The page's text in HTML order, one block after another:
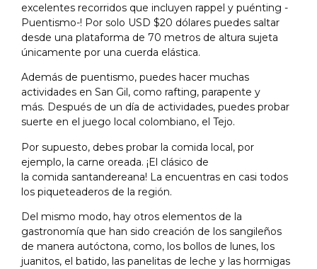
excelentes recorridos que incluyen rappel y puénting -
Puentismo-! Por solo USD $20 dólares puedes saltar
desde una plataforma de 70 metros de altura sujeta
únicamente por una cuerda elástica.
Además de puentismo, puedes hacer muchas
actividades en San Gil, como rafting, parapente y
más. Después de un día de actividades, puedes probar
suerte en el juego local colombiano, el Tejo.
Por supuesto, debes probar la comida local, por
ejemplo, la carne oreada. ¡El clásico de
la comida santandereana! La encuentras en casi todos
los piqueteaderos de la región.
Del mismo modo, hay otros elementos de la
gastronomía que han sido creación de los sangileños
de manera autóctona, como, los bollos de lunes, los
juanitos, el batido, las panelitas de leche y las hormigas